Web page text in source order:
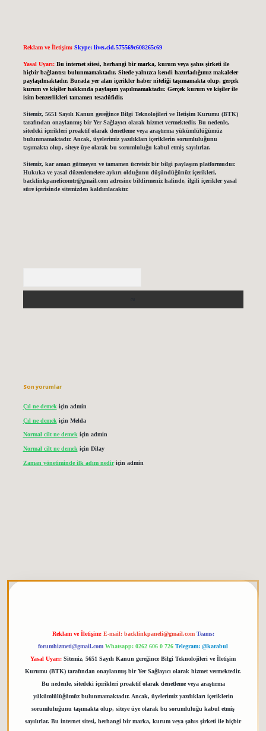
Reklam ve İletişim: Skype: live:.cid.575569c608265c69
Yasal Uyarı: Bu internet sitesi, herhangi bir marka, kurum veya şahıs şirketi ile
hiçbir bağlantısı bulunmamaktadır. Sitede yalnızca kendi hazırladığımız makaleler
paylaşılmaktadır. Burada yer alan içerikler haber niteliği taşımamakta olup, gerçek
kurum ve kişiler hakkında paylaşım yapılmamaktadır. Gerçek kurum ve kişiler ile
isim benzerlikleri tamamen tesadüfidir.
Sitemiz, 5651 Sayılı Kanun gereğince Bilgi Teknolojileri ve İletişim Kurumu (BTK)
tarafından onaylanmış bir Yer Sağlayıcı olarak hizmet vermektedir. Bu nedenle,
sitedeki içerikleri proaktif olarak denetleme veya araştırma yükümlülüğümüz
bulunmamaktadır. Ancak, üyelerimiz yazdıkları içeriklerin sorumluluğunu
taşımakta olup, siteye üye olarak bu sorumluluğu kabul etmiş sayılırlar.
Sitemiz, kar amacı gütmeyen ve tamamen ücretsiz bir bilgi paylaşım platformudur.
Hukuka ve yasal düzenlemelere aykırı olduğunu düşündüğünüz içerikleri,
backlinkpanelicomtr@gmail.comadresine bildirmeniz halinde, ilgili içerikler yasal
süre içerisinde sitemizden kaldırılacaktır.
Son yorumlar
Çıl ne demek için admin
Çıl ne demek için Melda
Normal cilt ne demekiçin admin
Normal cilt ne demek için Dilay
Zaman yönetiminde ilk adım nediriçin admin
Reklam ve İletişim: E-mail: backlinkpaneli@gmail.com Teams:
forumhizmeti@gmail.com Whatsapp: 0262 606 0 726 Telegram: @karabul
Yasal Uyarı: Sitemiz, 5651 Sayılı Kanun gereğince Bilgi Teknolojileri ve İletişim
Kurumu (BTK) tarafından onaylanmış bir Yer Sağlayıcı olarak hizmet vermektedir.
Bu nedenle, sitedeki içerikleri proaktif olarak denetleme veya araştırma
yükümlülüğümüz bulunmamaktadır. Ancak, üyelerimiz yazdıkları içeriklerin
sorumluluğunu taşımakta olup, siteye üye olarak bu sorumluluğu kabul etmiş
sayılırlar. Bu internet sitesi, herhangi bir marka, kurum veya şahıs şirketi ile hiçbir